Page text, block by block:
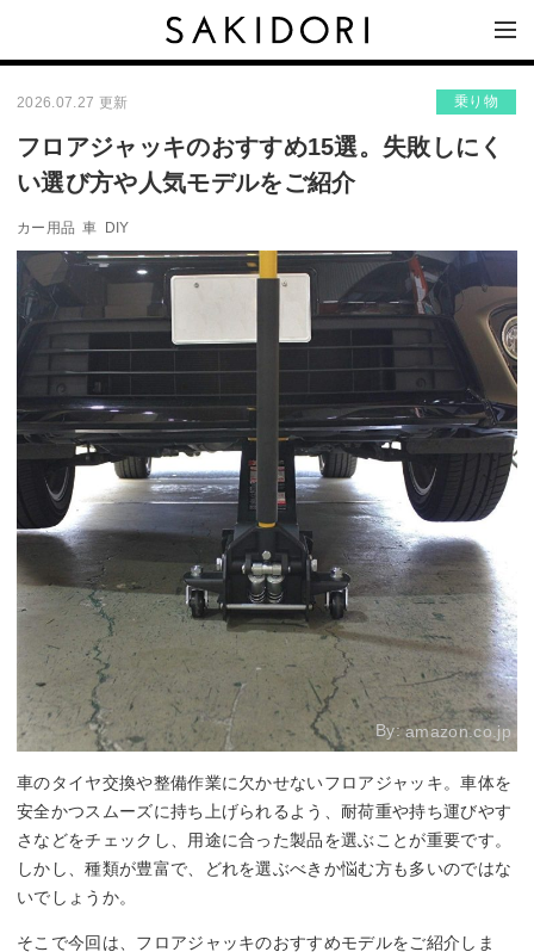
2026.07.27 更新 乗り物
フロアジャッキのおすすめ15選。失敗しにく
い選び方や人気モデルをご紹介
カー用品 車 DIY
By:amazon.co.jp
車のタイヤ交換や整備作業に欠かせないフロアジャッキ。車体を
安全かつスムーズに持ち上げられるよう、耐荷重や持ち運びやす
さなどをチェックし、用途に合った製品を選ぶことが重要です。
しかし、種類が豊富で、どれを選ぶべきか悩む方も多いのではな
いでしょうか。
そこで今回は、フロアジャッキのおすすめモデルをご紹介しま